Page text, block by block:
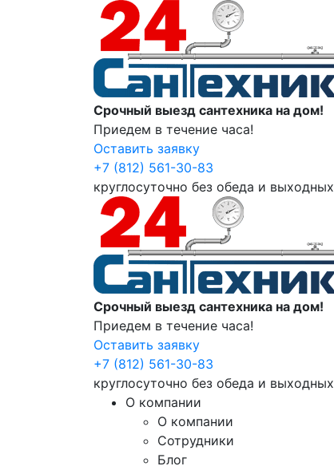
Срочный выезд сантехника на дом!
Приедем в течение часа!
Оставить заявку
+7 (812) 561-30-83
круглосуточно без обеда и выходных
Срочный выезд сантехника на дом!
Приедем в течение часа!
Оставить заявку
+7 (812) 561-30-83
круглосуточно без обеда и выходных
О компании
О компании
Сотрудники
Блог